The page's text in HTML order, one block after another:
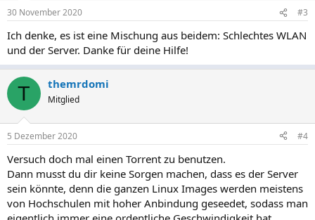
n
e
n
:
30 November 2020 #3
Ich denke, es ist eine Mischung aus beidem: Schlechtes WLAN
und der Server. Danke für deine Hilfe!
T themrdomi
Mitglied
5 Dezember 2020 #4
Versuch doch mal einen Torrent zu benutzen.
Dann musst du dir keine Sorgen machen, dass es der Server
sein könnte, denn die ganzen Linux Images werden meistens
von Hochschulen mit hoher Anbindung geseedet, sodass man